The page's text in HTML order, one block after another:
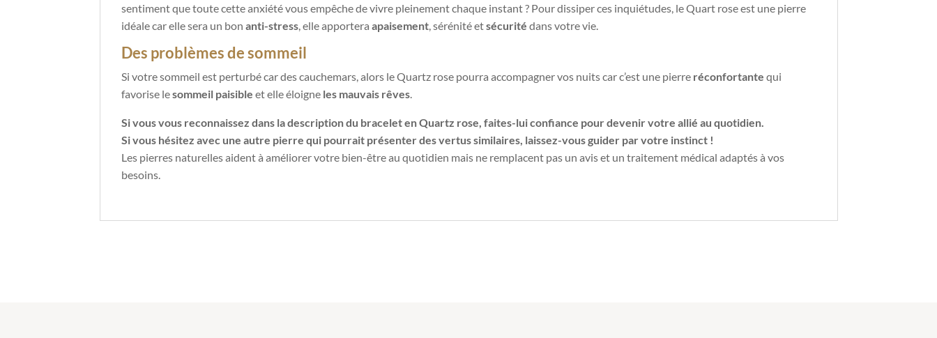
sentiment que toute cette anxiétévousempêche de vivre pleinement chaque instant ? Pour dissiper ces inquiétudes, le Quart rose est une pierre
idéale car elle sera un bon anti-stress, elle apportera apaisement, sérénité etsécurité dans votre vie.
Des problèmes de sommeil
Si votre sommeil est perturbé car des cauchemars, alors le Quartz rose pourra accompagner vos nuits car c’est une pierre réconfortante qui
favorise lesommeil paisible et elle éloigne les mauvais rêves.
Si vous vous reconnaissez dans la description du bracelet en Quartz rose, faites-lui confiance pour devenir votre allié au quotidien.
Si vous hésitez avec une autre pierre qui pourrait présenter des vertus similaires, laissez-vous guider par votre instinct !
Les pierres naturelles aident à améliorer votre bien-être au quotidien mais ne remplacent pas un avis et un traitement médical adaptés à vos
besoins.